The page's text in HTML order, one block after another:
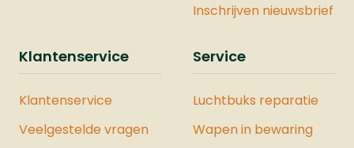
Inschrijven nieuwsbrief
Klantenservice
Klantenservice
Veelgestelde vragen
Service
Luchtbuks reparatie
Wapen in bewaring